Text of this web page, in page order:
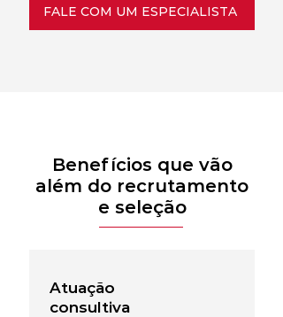
FALE COM UM ESPECIALISTA
Benefícios que vão
além do recrutamento
e seleção
Atuação
consultiva